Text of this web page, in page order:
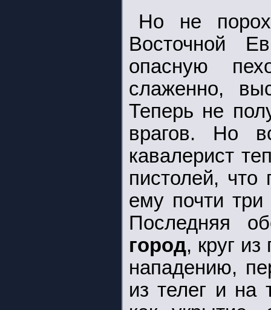
Но не
Восточной
опасную
слаженно,
Теперь не
врагов. Но
кавалерист
пистолей, что
ему почти три
Последняя
город, круг
нападению,
из телег и на